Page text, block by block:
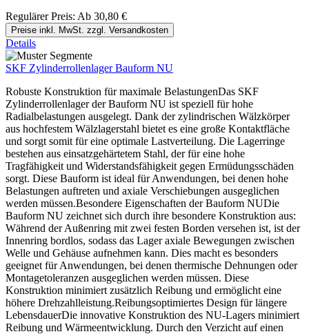
Regulärer Preis: Ab 30,80 €
Preise inkl. MwSt. zzgl. Versandkosten
Details
SKF Zylinderrollenlager Bauform NU
Robuste Konstruktion für maximale BelastungenDas SKF
Zylinderrollenlager der Bauform NU ist speziell für hohe
Radialbelastungen ausgelegt. Dank der zylindrischen Wälzkörper
aus hochfestem Wälzlagerstahl bietet es eine große Kontaktfläche
und sorgt somit für eine optimale Lastverteilung. Die Lagerringe
bestehen aus einsatzgehärtetem Stahl, der für eine hohe
Tragfähigkeit und Widerstandsfähigkeit gegen Ermüdungsschäden
sorgt. Diese Bauform ist ideal für Anwendungen, bei denen hohe
Belastungen auftreten und axiale Verschiebungen ausgeglichen
werden müssen.Besondere Eigenschaften der Bauform NUDie
Bauform NU zeichnet sich durch ihre besondere Konstruktion aus:
Während der Außenring mit zwei festen Borden versehen ist, ist der
Innenring bordlos, sodass das Lager axiale Bewegungen zwischen
Welle und Gehäuse aufnehmen kann. Dies macht es besonders
geeignet für Anwendungen, bei denen thermische Dehnungen oder
Montagetoleranzen ausgeglichen werden müssen. Diese
Konstruktion minimiert zusätzlich Reibung und ermöglicht eine
höhere Drehzahlleistung.Reibungsoptimiertes Design für längere
LebensdauerDie innovative Konstruktion des NU-Lagers minimiert
Reibung und Wärmeentwicklung. Durch den Verzicht auf einen